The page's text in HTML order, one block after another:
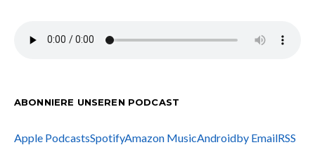
ABONNIERE UNSEREN PODCAST
Apple PodcastsSpotifyAmazon MusicAndroidby EmailRSS